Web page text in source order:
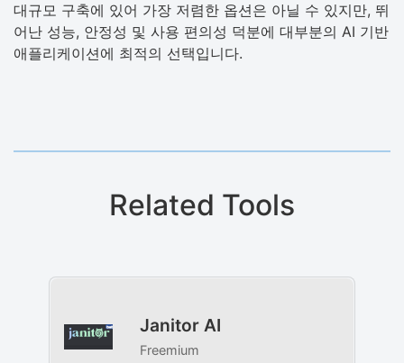
대규모 구축에 있어 가장 저렴한 옵션은 아닐 수 있지만, 뛰
어난 성능, 안정성 및 사용 편의성 덕분에 대부분의 AI 기반
애플리케이션에 최적의 선택입니다.
Related Tools
Janitor AI
Freemium